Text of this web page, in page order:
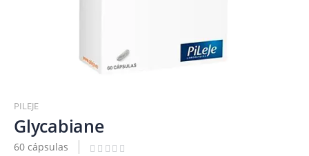
al
comienzo
de
la
PILEJE
Glycabiane
60 cápsulas